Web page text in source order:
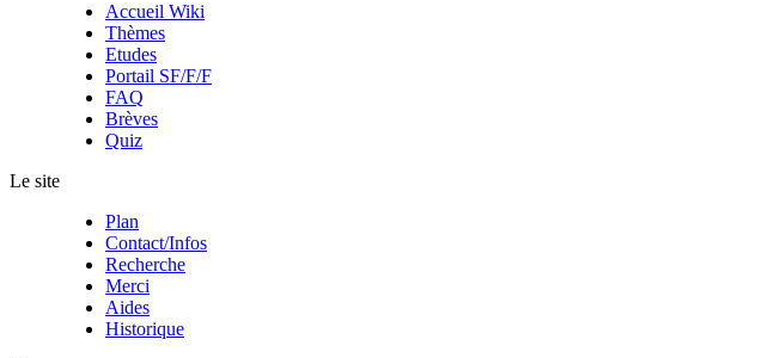
Accueil Wiki
Thèmes
Etudes
Portail SF/F/F
FAQ
Brèves
Quiz
Le site
Plan
Contact/Infos
Recherche
Merci
Aides
Historique